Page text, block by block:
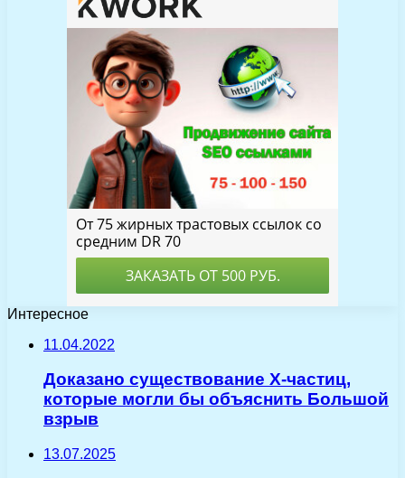
Интересное
11.04.2022
Доказано существование X-частиц,
которые могли бы объяснить Большой
взрыв
13.07.2025